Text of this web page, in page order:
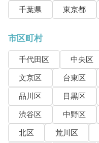
千葉県
東京都
市区町村
千代田区 中央区
文京区
台東区
品川区
目黒区
渋谷区
中野区
北区
荒川区